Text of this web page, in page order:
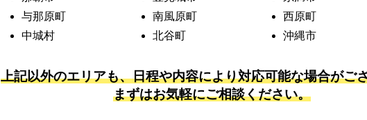
与那原町 南風原町
西原町
中城村 北谷町 沖縄市
上記以外のエリアも、日程や内容により対応可能な場合がご
まずはお気軽にご相談ください。